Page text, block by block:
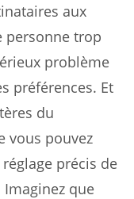
aux
personne trop
problème
préférences. Et
du
vous pouvez
précis de
que